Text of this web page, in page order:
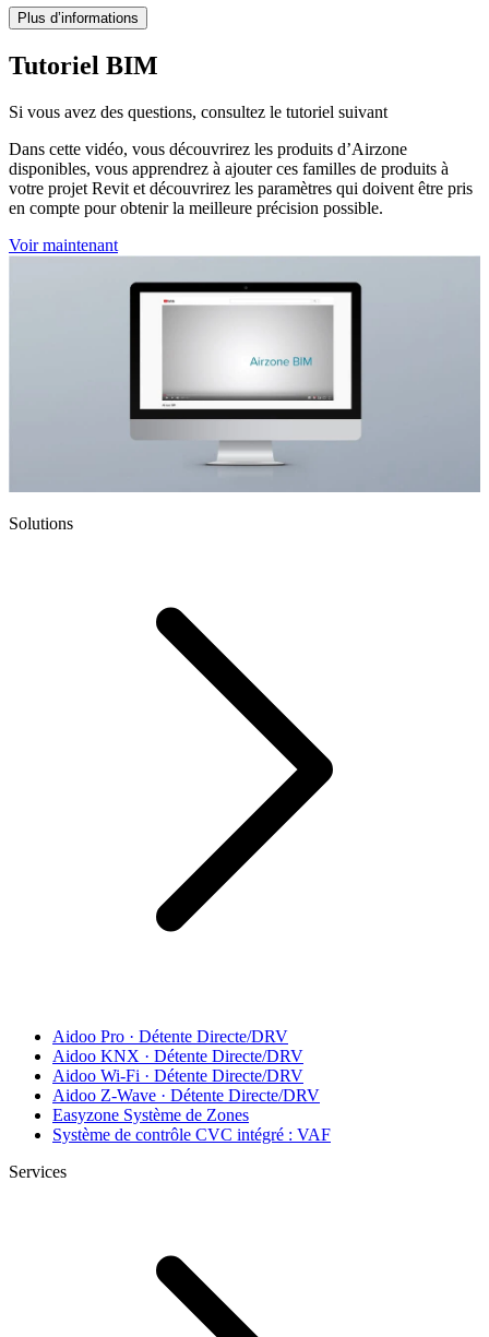
Plus d’informations
Tutoriel BIM
Si vous avez des questions, consultez le tutoriel suivant
Dans cette vidéo, vous découvrirez les produits d’Airzone
disponibles, vous apprendrez à ajouter ces familles de produits à
votre projet Revit et découvrirez les paramètres qui doivent être pris
en compte pour obtenir la meilleure précision possible.
Voir maintenant
Solutions
Aidoo Pro · Détente Directe/DRV
Aidoo KNX · Détente Directe/DRV
Aidoo Wi-Fi · Détente Directe/DRV
Aidoo Z-Wave · Détente Directe/DRV
Easyzone Système de Zones
Système de contrôle CVC intégré : VAF
Services